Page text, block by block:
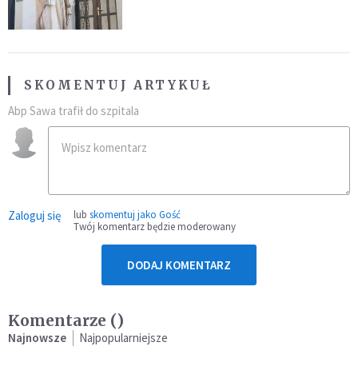
SKOMENTUJ ARTYKUŁ
Abp Sawa trafił do szpitala
Zaloguj się lub skomentuj jako Gość
Twój komentarz będzie moderowany
DODAJ KOMENTARZ
Komentarze ()
Najnowsze Najpopularniejsze